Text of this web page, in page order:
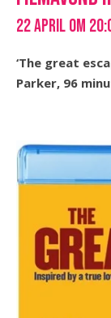
22 april om
‘The great
Parker, 96